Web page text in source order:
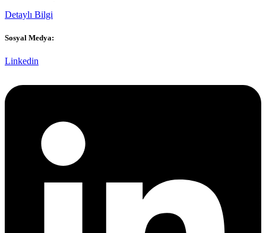
Detaylı Bilgi
Sosyal Medya:
Linkedin